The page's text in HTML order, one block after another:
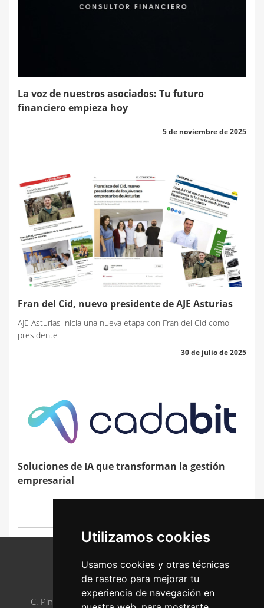
Utilizamos cookies
Usamos cookies y otras técnicas
de rastreo para mejorar tu
experiencia de navegación en
La voz de nuestros asociados: Tu futuro
financiero empieza hoy
5 de noviembre de 2025
Fran del Cid, nuevo presidente de AJE Asturias
AJE Asturias inicia una nueva etapa con Fran del Cid como
presidente
30 de julio de 2025
Soluciones de IA que transforman la gestión
empresarial
AJE ASTURIAS
C. Pintor Luis Fernández, 2, 33005 Oviedo, Asturias